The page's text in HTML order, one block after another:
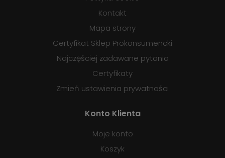
Kontakt
Mapa strony
Certyfikat Sklep Prokonsumencki
Najczęściej zadawane pytania
Certyfikaty
Zmień ustawienia prywatności
Konto Klienta
Moje konto
Koszyk